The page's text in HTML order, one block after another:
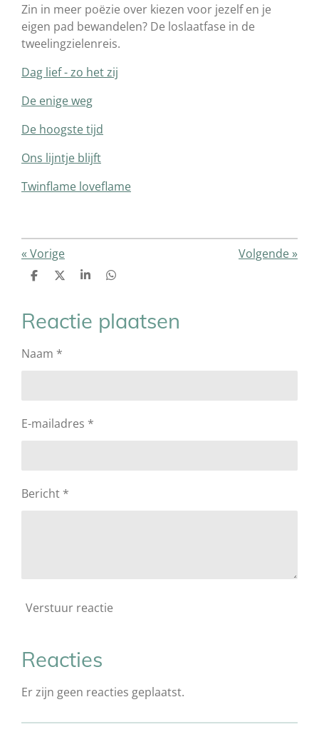
Zin in meer poëzie over kiezen voor jezelf en je
eigen pad bewandelen? De loslaatfase in de
tweelingzielenreis.
Dag lief - zo het zij
De enige weg
De hoogste tijd
Ons lijntje blijft
Twinflame loveflame
« Vorige Volgende»
D
e
n
D
S
e
D
e
n
Reactie plaatsen
Naam *
E-mailadres *
Bericht *
Verstuur reactie
Reacties
Er zijn geen reacties geplaatst.